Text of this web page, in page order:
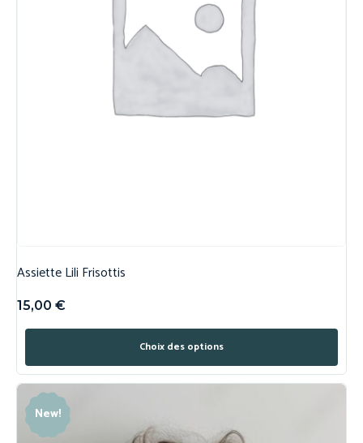
Assiette Lili Frisottis
15,00 €
Choix des options
New!